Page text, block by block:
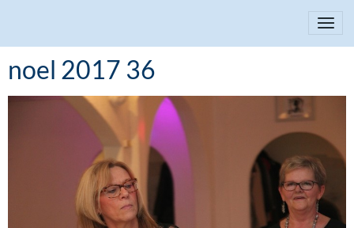
noel 2017 36